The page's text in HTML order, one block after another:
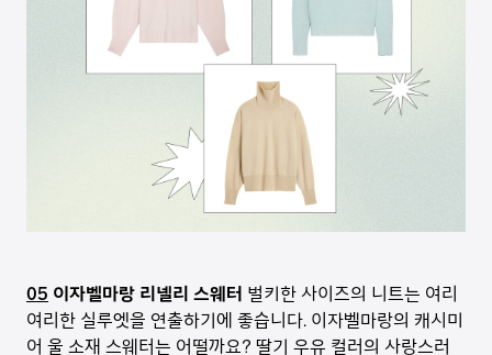
05 이자벨마랑 리넬리 스웨터 벌키한 사이즈의 니트는 여리
여리한 실루엣을 연출하기에 좋습니다. 이자벨마랑의 캐시미
어 울 소재 스웨터는 어떨까요? 딸기 우유 컬러의 사랑스러